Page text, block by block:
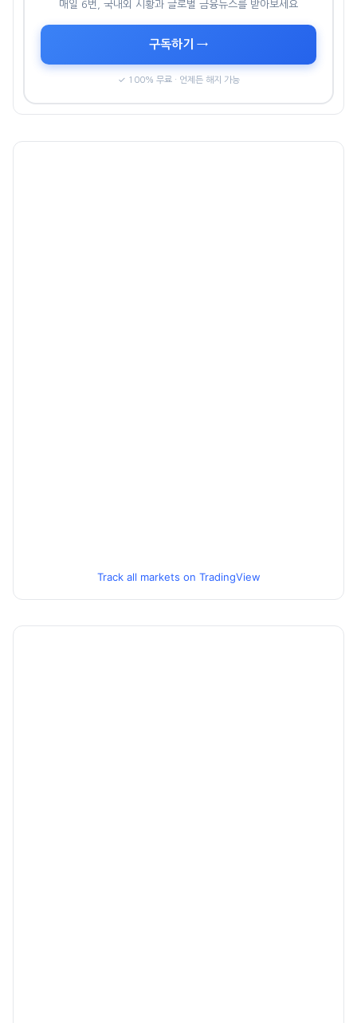
매일 6번, 국내외 시황과 글로벌 금융뉴스를 받아보세요
구독하기 →
✓ 100% 무료 · 언제든 해지 가능
Track all markets on TradingView